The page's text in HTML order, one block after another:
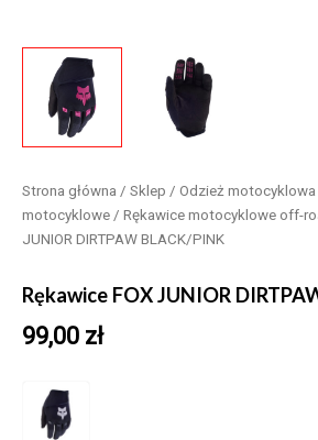
Strona główna / Sklep / Odzież motocyklowa
motocyklowe / Rękawice motocyklowe off-
JUNIOR DIRTPAW BLACK/PINK
Rękawice FOX JUNIOR
99,00 zł